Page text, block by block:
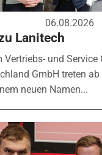
06.08.2026
Lanitech
Vertriebs- und Service
GmbH treten
neuen Namen...